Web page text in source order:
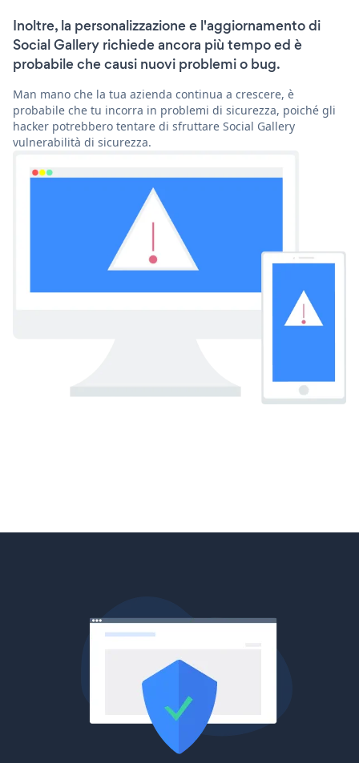
Inoltre, la personalizzazione e l'aggiornamento di
Social Gallery richiede ancora più tempo ed è
probabile che causi nuovi problemi o bug.
Man mano che la tua azienda continua a crescere, è
probabile che tu incorra in problemi di sicurezza, poiché gli
hacker potrebbero tentare di sfruttare Social Gallery
vulnerabilità di sicurezza.